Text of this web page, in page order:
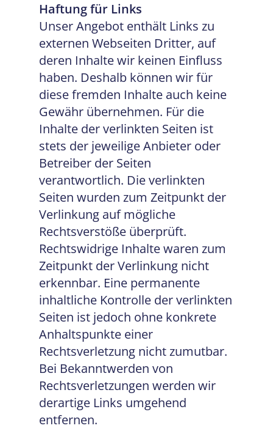
Haftung für Links
Unser Angebot enthält Links zu
externen Webseiten Dritter, auf
deren Inhalte wir keinen Einfluss
haben. Deshalb können wir für
diese fremden Inhalte auch keine
Gewähr übernehmen. Für die
Inhalte der verlinkten Seiten ist
stets der jeweilige Anbieter oder
Betreiber der Seiten
verantwortlich. Die verlinkten
Seiten wurden zum Zeitpunkt der
Verlinkung auf mögliche
Rechtsverstöße überprüft.
Rechtswidrige Inhalte waren zum
Zeitpunkt der Verlinkung nicht
erkennbar. Eine permanente
inhaltliche Kontrolle der verlinkten
Seiten ist jedoch ohne konkrete
Anhaltspunkte einer
Rechtsverletzung nicht zumutbar.
Bei Bekanntwerden von
Rechtsverletzungen werden wir
derartige Links umgehend
entfernen.